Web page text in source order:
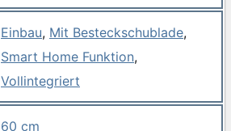
Einbau, Mit Besteckschublade,
Smart Home Funktion,
Vollintegriert
60 cm